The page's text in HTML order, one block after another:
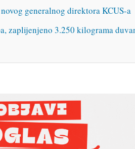
generalnog direktora KCUS-a
zaplijenjeno 3.250 kilograma